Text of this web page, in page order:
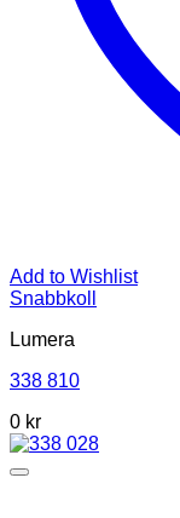
Add to Wishlist
Snabbkoll
Lumera
338 810
0 kr